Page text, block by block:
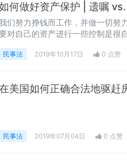
何做好资产保护 | 遗嘱
们努力挣钱而工作，并做一切努
对自己的资产进行一些控制是很
说，生前信托是一个有效而实用的
民事法 2019年10月17日 0 点赞
美国如何正确合法地驱赶
民事法 2019年07月04日 0 点赞